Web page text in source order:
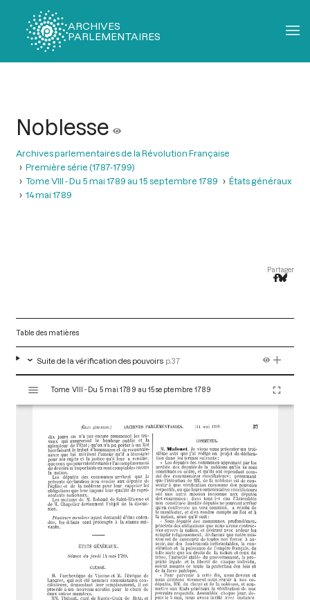
ARCHIVES
PARLEMENTAIRES
Noblesse
Archives parlementaires de la Révolution Française
Première série (1787-1799)
Tome VIII - Du 5 mai 1789 au 15 septembre 1789
États généraux
14 mai 1789
Partager
Table des matières
Suite de la vérification des pouvoirs p.37
s
Tome VIII - Du 5 mai 1789 au 15 septembre 1789